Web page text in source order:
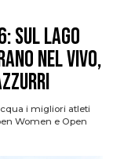
sul Lago
nel vivo,
i migliori atleti
Women e Open